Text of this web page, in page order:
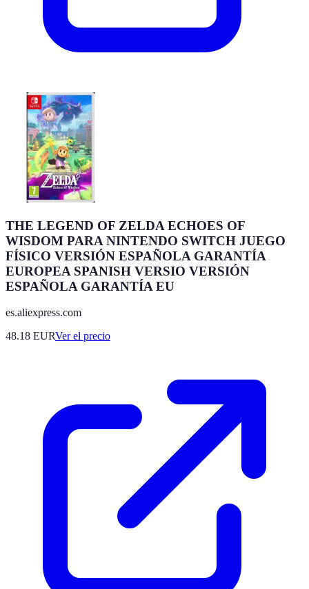
THE LEGEND OF ZELDA ECHOES OF
WISDOM PARA NINTENDO SWITCH JUEGO
FÍSICO VERSIÓN ESPAÑOLA GARANTÍA
EUROPEA SPANISH VERSIO VERSIÓN
ESPAÑOLA GARANTÍA EU
es.aliexpress.com
48.18 EURVer el precio